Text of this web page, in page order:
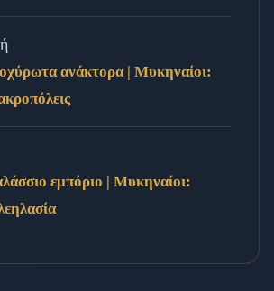
ανάκτορα | Μυκηναίοι:
εμπόριο | Μυκηναίοι: